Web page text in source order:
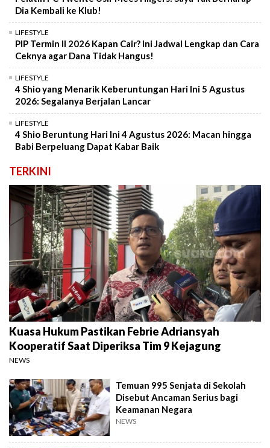
Dia Kembali ke Klub!
LIFESTYLE
PIP Termin II 2026 Kapan Cair? Ini Jadwal Lengkap dan Cara
Ceknya agar Dana Tidak Hangus!
LIFESTYLE
4 Shio yang Menarik Keberuntungan Hari Ini 5 Agustus
2026: Segalanya Berjalan Lancar
LIFESTYLE
4 Shio Beruntung Hari Ini 4 Agustus 2026: Macan hingga
Babi Berpeluang Dapat Kabar Baik
TERKINI
Kuasa Hukum Pastikan Febrie Adriansyah
Kooperatif Saat Diperiksa Tim 9 Kejagung
NEWS
Temuan 995 Senjata di Sekolah
Disebut Ancaman Serius bagi
Keamanan Negara
NEWS